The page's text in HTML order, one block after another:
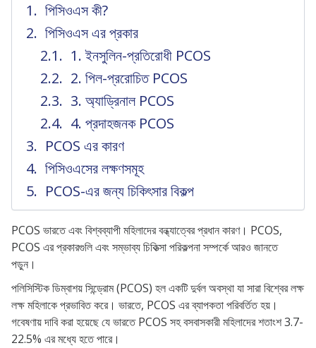
পিসিওএস কী?
পিসিওএস এর প্রকার
1. ইনসুলিন-প্রতিরোধী PCOS
2. পিল-প্ররোচিত PCOS
3. অ্যাড্রিনাল PCOS
4. প্রদাহজনক PCOS
PCOS এর কারণ
পিসিওএসের লক্ষণসমূহ
PCOS-এর জন্য চিকিৎসার বিকল্প
PCOS ভারতে এবং বিশ্বব্যাপী মহিলাদের বন্ধ্যাত্বের প্রধান কারণ। PCOS,
PCOS এর প্রকারগুলি এবং সম্ভাব্য চিকিত্সা পরিকল্পনা সম্পর্কে আরও জানতে
পড়ুন।
পলিসিস্টিক ডিম্বাশয় সিন্ড্রোম (PCOS) হল একটি দুর্বল অবস্থা যা সারা বিশ্বের লক্ষ
লক্ষ মহিলাকে প্রভাবিত করে। ভারতে, PCOS এর ব্যাপকতা পরিবর্তিত হয়।
গবেষণায় দাবি করা হয়েছে যে ভারতে PCOS সহ বসবাসকারী মহিলাদের শতাংশ 3.7-
22.5% এর মধ্যে হতে পারে।